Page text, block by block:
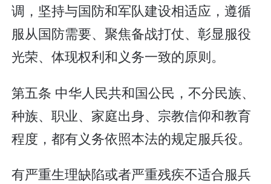
调，坚持与国防和军队建设相适应，遵循
服从国防需要、聚焦备战打仗、彰显服役
光荣、体现权利和义务一致的原则。
第五条 中华人民共和国公民，不分民族、
种族、职业、家庭出身、宗教信仰和教育
程度，都有义务依照本法的规定服兵役。
有严重生理缺陷或者严重残疾不适合服兵